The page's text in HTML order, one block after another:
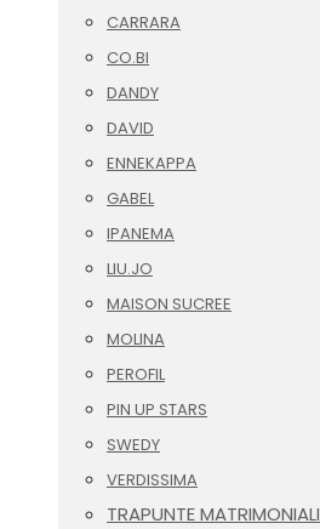
CARRARA
CO.BI
DANDY
DAVID
ENNEKAPPA
GABEL
IPANEMA
LIU.JO
MAISON SUCREE
MOLINA
PEROFIL
PIN UP STARS
SWEDY
VERDISSIMA
TRAPUNTE MATRIMONIALI